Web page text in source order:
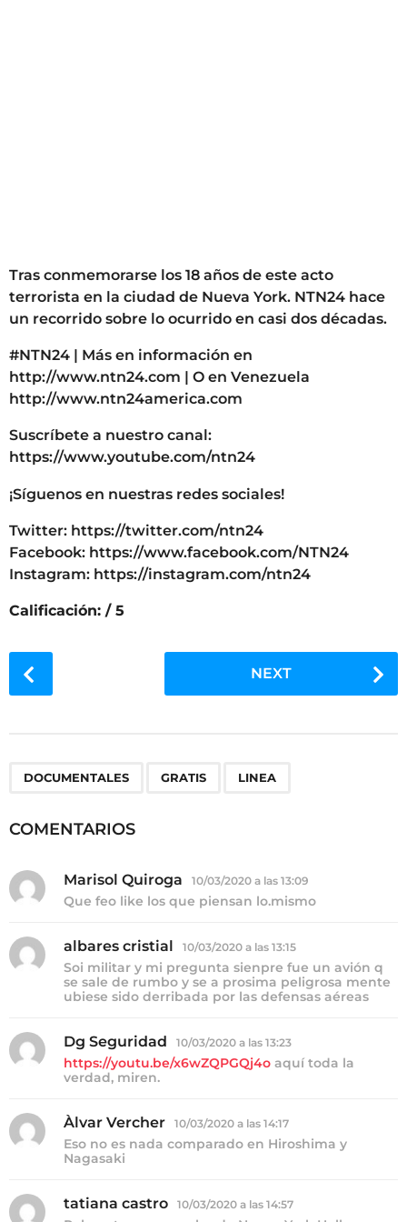
Tras conmemorarse los 18 años de este acto
terrorista en la ciudad de Nueva York. NTN24 hace
un recorrido sobre lo ocurrido en casi dos décadas.
#NTN24 | Más en información en
http://www.ntn24.com | O en Venezuela
http://www.ntn24america.com
Suscríbete a nuestro canal:
https://www.youtube.com/ntn24
¡Síguenos en nuestras redes sociales!
Twitter: https://twitter.com/ntn24
Facebook: https://www.facebook.com/NTN24
Instagram: https://instagram.com/ntn24
Calificación: / 5
o
i
a
t
o
n
NEXT
DOCUMENTALES GRATIS LINEA
COMENTARIOS
Marisol Quiroga d
i
:
10/03/2020 a las 13:09
Que feo like los que piensan lo.mismo
albares cristial
d
i
c
e
10/03/2020 a las 13:15
Soi militar y mi pregunta sienpre fue un avión q
se sale de rumbo y se a prosima peligrosa mente
ubiese sido derribada por las defensas aéreas
Dg Seguridad
d
i
c
10/03/2020 a las 13:23
https://youtu.be/x6wZQPGQj4o aquí toda la
verdad, miren.
Àlvar Vercher d
i
10/03/2020 a las 14:17
Eso no es nada comparado en Hiroshima y
Nagasaki
tatiana castro d10/03/2020 a las 14:57